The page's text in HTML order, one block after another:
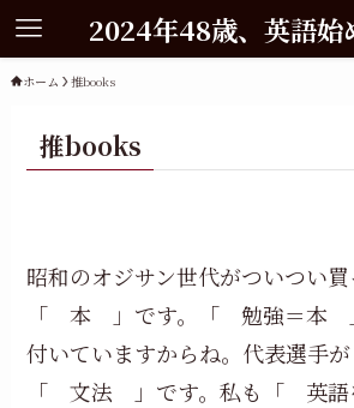
2024年48歳、英語始
ホーム 推books
推books
昭和のオジサン世代がついつい
「 本 」です。「 勉強＝本
付いていますからね。代表選手
「 文法 」です。私も「 英語